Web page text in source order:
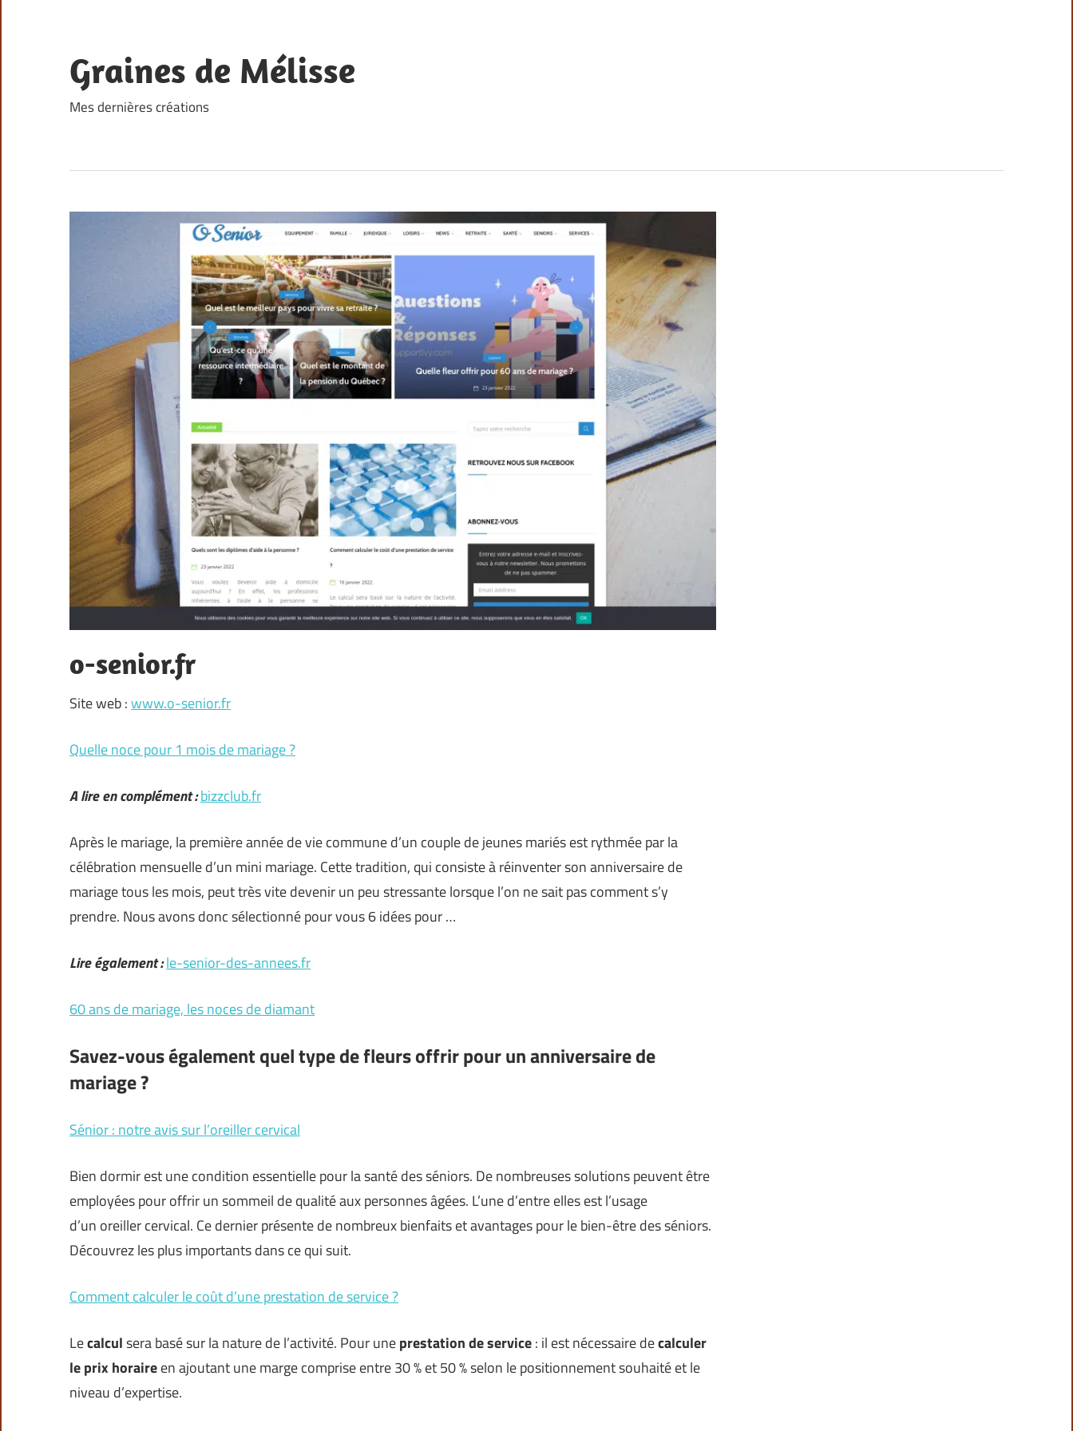
content
Graines de Mélisse
Mes dernières créations
o-senior.fr
Site web :www.o-senior.fr
Quelle noce pour 1 mois de mariage ?
A lire en complément :bizzclub.fr
Après le mariage, la première année de vie commune d’un couple de jeunes mariés est rythmée par la
célébration mensuelle d’un mini mariage. Cette tradition, qui consiste à réinventer son anniversaire de
mariage tous les mois, peut très vite devenir un peu stressante lorsque l’on ne sait pas comment s’y
prendre. Nous avons donc sélectionné pour vous 6 idées pour …
Lire également :le-senior-des-annees.fr
60 ans de mariage, les noces de diamant
Savez-vous également quel type de fleurs offrir pour un anniversaire de
mariage ?
Sénior : notre avis sur l’oreiller cervical
Bien dormir est une condition essentielle pour la santé des séniors. De nombreuses solutions peuvent être
employées pour offrir un sommeil de qualité aux personnes âgées. L’une d’entre elles est l’usage
d’un oreiller cervical. Ce dernier présente de nombreux bienfaits et avantages pour le bien-être des séniors.
Découvrez les plus importants dans ce qui suit.
Comment calculer le coût d’une prestation de service ?
Lecalculsera basé sur la nature de l’activité. Pour uneprestation de service: il est nécessaire decalculer
le prix horaireen ajoutant une marge comprise entre 30 % et 50 % selon le positionnement souhaité et le
niveau d’expertise.